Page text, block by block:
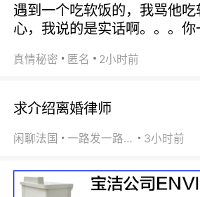
遇到一个吃软饭的，我骂他
心，我说的是实话啊。。。
真情秘密 匿名 2小时前
求介绍离婚律师
闲聊法国 一路发一路发 3小时前